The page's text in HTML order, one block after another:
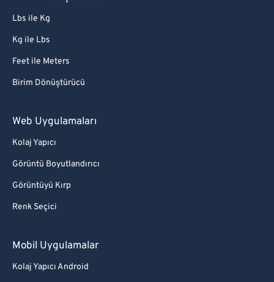
Lbs ile Kg
Kg ile Lbs
Feet ile Meters
Birim Dönüştürücü
Web Uygulamaları
Kolaj Yapıcı
Görüntü Boyutlandırıcı
Görüntüyü Kırp
Renk Seçici
Mobil Uygulamalar
Kolaj Yapıcı Android